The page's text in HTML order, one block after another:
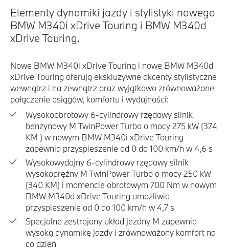
Elementy dynamiki jazdy i stylistyki nowego
BMW M340i xDrive Touring i BMW M340d
xDrive Touring.
Nowe BMW M340i xDrive Touring i nowe BMW M340d
xDrive Touring oferują ekskluzywne akcenty stylistyczne
wewnątrz i na zewnątrz oraz wyjątkowo zrównoważone
połączenie osiągów, komfortu i wydajności:
Wysokoobrotowy 6-cylindrowy rzędowy silnik
benzynowy M TwinPower Turbo o mocy 275 kW (374
KM ) w nowym BMW M340i xDrive Touring
zapewnia przyspieszenie od 0 do 100 km/h w 4,6 s
Wysokowydajny 6-cylindrowy rzędowy silnik
wysokoprężny M TwinPower Turbo o mocy 250 kW
(340 KM) i momencie obrotowym 700 Nm w nowym
BMW M340d xDrive Touring umożliwia
przyspieszenie od 0 do 100 km/h w 4,7 s
Specjalne zestrojony układ jezdny M zapewnia
wysoką dynamikę jazdy i zrównoważony komfort na
co dzień